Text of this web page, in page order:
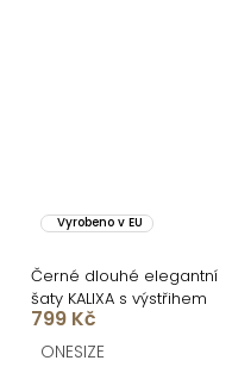
Vyrobeno v EU
Černé dlouhé elegantní
šaty KALIXA s výstřihem
799 Kč
ONESIZE